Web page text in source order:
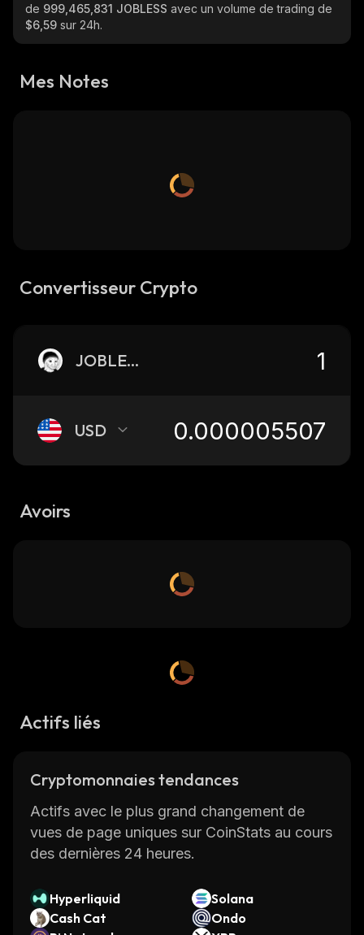
de 999,465,831 JOBLESS avec un volume de trading de
$6,59 sur 24h.
Mes Notes
Convertisseur Crypto
JOBLESS
USD
Avoirs
Actifs liés
Cryptomonnaies tendances
Actifs avec le plus grand changement de
vues de page uniques sur CoinStats au cours
des dernières 24 heures.
Hyperliquid
Solana
Cash Cat
Ondo